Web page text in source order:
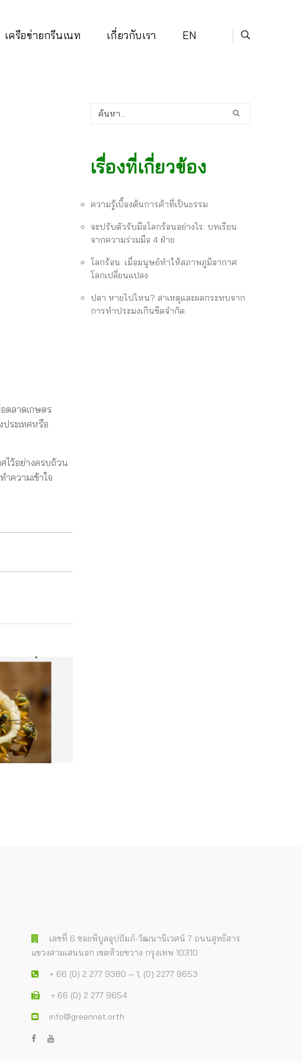
เครือข่ายกรีนเนท เกี่ยวกับเรา EN
ตลาดเกษตร
ระเทศหรือ
ไว้อย่างครบถ้วน
ความเข้าใจ
เรื่องที่เกี่ยวข้อง
ความรู้เบื้องต้นการค้าที่เป็นธรรม
จะปรับตัวรับมือโลกร้อนอย่างไร: บทเรียน
จากความร่วมมือ 4 ฝ่าย
โลกร้อน: เมื่อมนุษย์ทำให้สภาพภูมิอากาศ
โลกเปลี่ยนแปลง
ปลา หายไปไหน? สาเหตุและผลกระทบจาก
การทำประมงเกินขีดจำกัด
เลขที่ 6 ซอยพิบูลอุปถัมภ์-วัฒนานิเวศน์ 7 ถนนสุทธิสาร
แขวงสามเสนนอก เขตห้วยขวาง กรุงเทพ 10310
+ 66 (0) 2 277 9380 – 1, (0) 2277 9653
+ 66 (0) 2 277 9654
info@greennet.or.th